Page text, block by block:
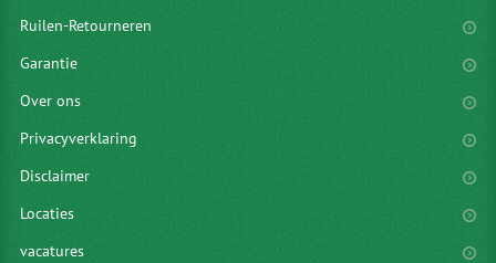
Ruilen-Retourneren
Garantie
Over ons
Privacyverklaring
Disclaimer
Locaties
vacatures